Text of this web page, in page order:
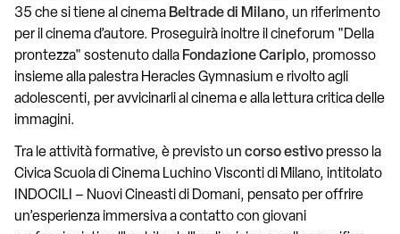
35 che si tiene al cinema Beltrade di Milano, un riferimento
per il cinema d’autore. Proseguirà inoltre il cineforum "Della
prontezza" sostenuto dalla Fondazione Cariplo, promosso
insieme alla palestra Heracles Gymnasium e rivolto agli
adolescenti, per avvicinarli al cinema e alla lettura critica delle
immagini.
Tra le attività formative, è previsto un corso estivo presso la
Civica Scuola di Cinema Luchino Visconti di Milano, intitolato
INDOCILI – Nuovi Cineasti di Domani, pensato per offrire
un’esperienza immersiva a contatto con giovani